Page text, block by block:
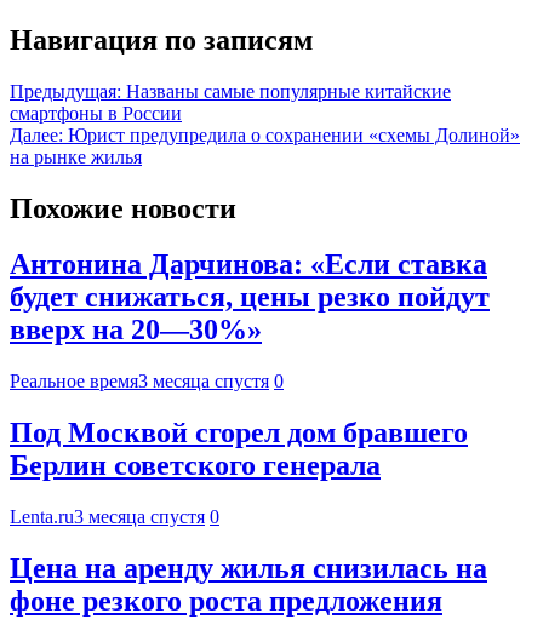
Навигация по записям
Предыдущая: Названы самые популярные китайские
смартфоны в России
Далее: Юрист предупредила о сохранении «схемы Долиной»
на рынке жилья
Похожие новости
Антонина Дарчинова: «Если ставка
будет снижаться, цены резко пойдут
вверх на 20—30%»
Реальное время3 месяца спустя 0
Под Москвой сгорел дом бравшего
Берлин советского генерала
Lenta.ru3 месяца спустя 0
Цена на аренду жилья снизилась на
фоне резкого роста предложения